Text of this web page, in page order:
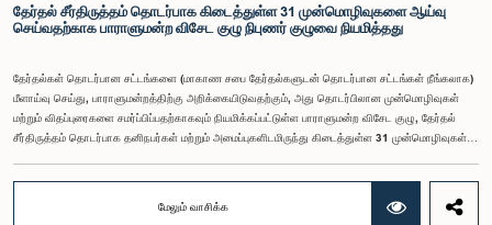
தேர்தல் சீர்திருத்தம் தொடர்பாக கிடைத்துள்ள 31 முன்மொழிவுகளை ஆய்வு
செய்வதற்காக பாராளுமன்ற விசேட குழு நிபுணர் குழுவை நியமித்தது
தேர்தல்கள் தொடர்பான சட்டங்களை (மாகாண சபை தேர்தல்களுடன் தொடர்பான சட்டங்கள் நீங்கலாக)
மீளாய்வு செய்து, பாராளுமன்றத்திற்கு அறிக்கையிடுவதற்கும், அது தொடர்பிலான முன்மொழிவுகள்
மற்றும் விதப்புரைகளை சமர்ப்பிப்பதற்காகவும் நியமிக்கப்பட்டுள்ள பாராளுமன்ற விசேட குழு, தேர்தல்
சீர்திருத்தம் தொடர்பாக தனிநபர்கள் மற்றும் அமைப்புகளிடமிருந்து கிடைத்துள்ள 31 முன்மொழிவுகள்
நியமித்துள்ளது.கௌரவ பொது நிர்வாக, மாகாண சபைகள் மற்றும் உள்ளூராட்சி அமைச்சர் பேராசிரியர்
ஏ.எச்.எம்.எச்.அபயரத்ன அவர்கள் தலைமையில் அண்மையில் பாராளுமன்றத்தில் நடைபெற்ற குறித்த
மேலும் வாசிக்க